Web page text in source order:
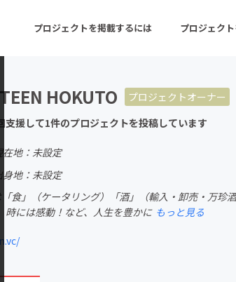
プロジェクトを掲載するには プロジェク
ーン 注目の新着プロジェクト
音楽
ゲーム・サービス開発
フー
HOKUTO
プロジェクトオーナー
支援して1件のプロジェクトを投稿しています
在地：未設定
身地：未設定
「食」（ケータリング）「酒」（輸入・卸売・万珍
時には感動！など、人生を豊かに もっと見る